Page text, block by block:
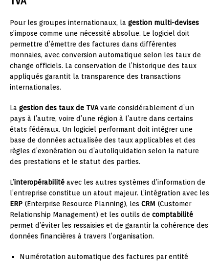
Pour les groupes internationaux, la gestion multi-devises
s’impose comme une nécessité absolue. Le logiciel doit
permettre d’émettre des factures dans différentes
monnaies, avec conversion automatique selon les taux de
change officiels. La conservation de l’historique des taux
appliqués garantit la transparence des transactions
internationales.
La gestion des taux de TVAvarie considérablement d’un
pays à l’autre, voire d’une région à l’autre dans certains
états fédéraux. Un logiciel performant doit intégrer une
base de données actualisée des taux applicables et des
règles d’exonération ou d’autoliquidation selon la nature
des prestations et le statut des parties.
L’interopérabilité avec les autres systèmes d’information de
l’entreprise constitue un atout majeur. L’intégration avec les
ERP (Enterprise Resource Planning), les CRM (Customer
Relationship Management) et les outils de comptabilité
permet d’éviter les ressaisies et de garantir la cohérence des
données financières à travers l’organisation.
Numérotation automatique des factures par entité